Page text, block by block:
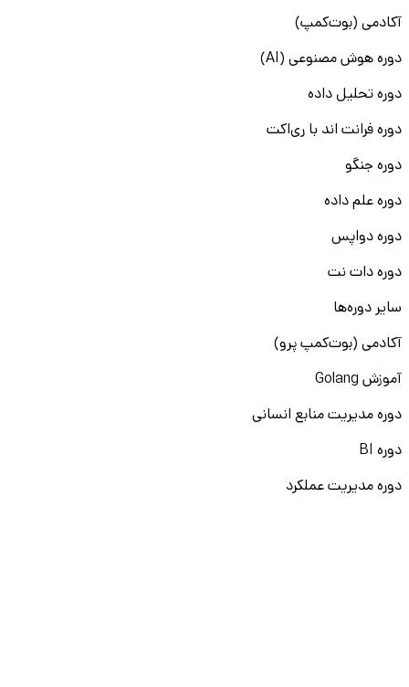
آکادمی (بوت‌کمپ)
دوره هوش مصنوعی (AI)
دوره تحلیل داده
دوره فرانت اند با ری‌اکت
دوره جنگو
دوره علم داده
دوره دواپس
دوره دات نت
سایر دوره‌ها
آکادمی (بوت‌کمپ پرو)
آموزش Golang
دوره مدیریت منابع انسانی
دوره BI
دوره مدیریت عملکرد